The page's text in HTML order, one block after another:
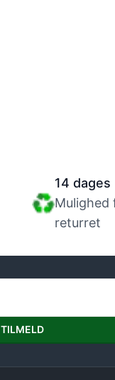
14
Mulighed
returret
TILMELD